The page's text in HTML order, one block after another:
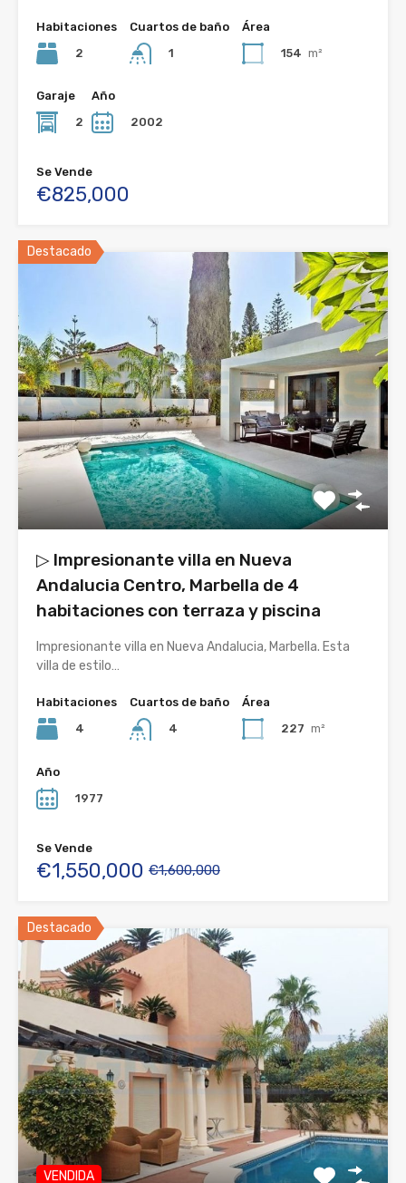
Habitaciones
2
Cuartos de baño
1
Área
154 m²
Garaje
2
Año
2002
Se Vende
€825,000
Destacado
▷ Impresionante villa en Nueva
Andalucia Centro, Marbella de 4
habitaciones con terraza y piscina
Impresionante villa en Nueva Andalucia, Marbella. Esta
villa de estilo…
Habitaciones
4
Cuartos de baño
4
Área
227 m²
Año
1977
Se Vende
€1,550,000 €1,600,000
Destacado
VENDIDA